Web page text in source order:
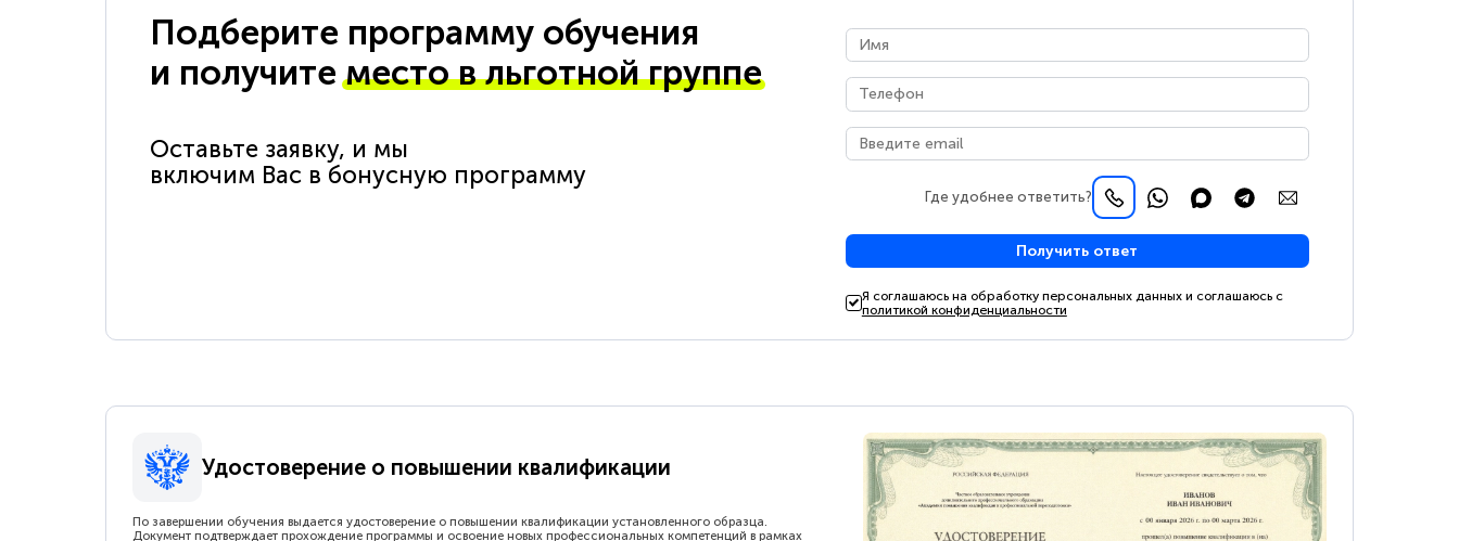
Подберите программу обучения
и получитеместо в льготной группе
Оставьте заявку, и мы
включим Вас в бонусную программу
Где удобнее ответить?
Получить ответ
Я соглашаюсь на обработку персональных данных и соглашаюсь с
политикой конфиденциальности
Удостоверение о повышении квалификации
По завершении обучения выдается удостоверение о повышении квалификации установленного образца.
Документ подтверждает прохождение программы и освоение новых профессиональных компетенций в рамках